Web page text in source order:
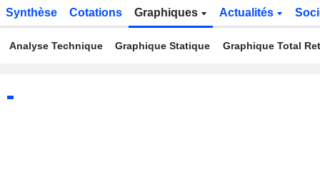
Synthèse Cotations Graphiques Actualités
Analyse Technique Graphique Statique Graphique Total